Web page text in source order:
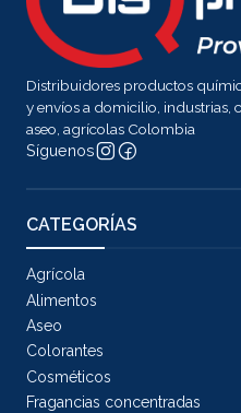
Distribuidores productos
y envíos a domicilio, industrias,
aseo, agrícolas Colombia
Síguenos
CATEGORÍAS
Agrícola
Alimentos
Aseo
Colorantes
Cosméticos
Fragancias concentradas